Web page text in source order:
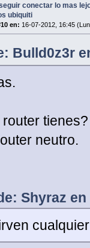
conectar lo mas
ubiquiti
en: 16-07-2012, 16:45
Bulld0z3r
neutro.
Shyraz en